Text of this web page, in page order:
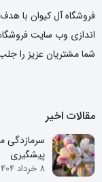
فروشگاه آل کیوان با هدف
اندازی وب سایت
شما مشتریان عزیز را
مقالات اخیر
سرمازدگی
پیشگیری
8 خرداد 1404